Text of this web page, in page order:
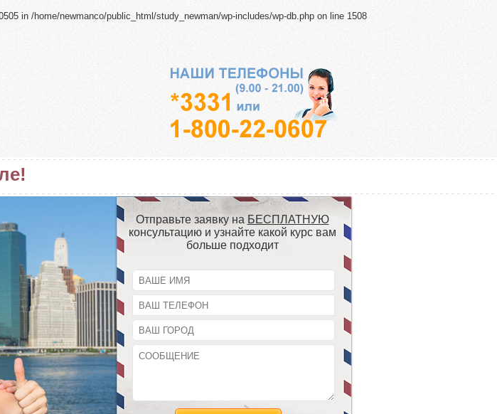
in /home/newmanco/public_html/study_newman/wp-includes/wp-db.php on line 1508
Отправьте заявку на БЕСПЛАТНУЮ
консультацию и узнайте какой курс вам
больше подходит